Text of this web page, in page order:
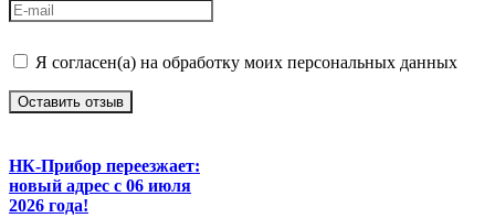
Я согласен(а) на обработку моих персональных данных
Оставить отзыв
НК-Прибор переезжает:
новый адрес с 06 июля
2026 года!